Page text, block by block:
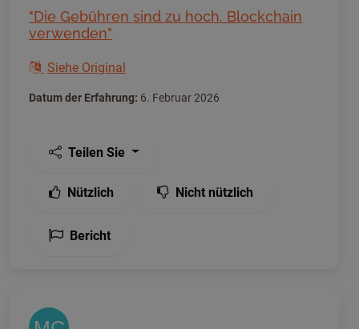
"Die Gebühren sind zu hoch. Blockchain
verwenden"
Siehe Original
Datum der Erfahrung: 6. Februar 2026
Teilen Sie
Nützlich Nicht nützlich
Bericht